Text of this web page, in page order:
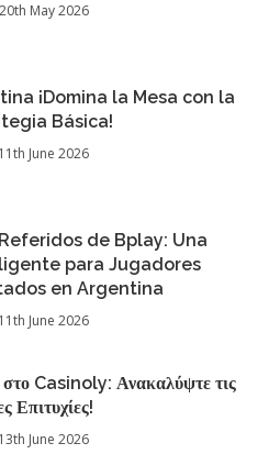
20th May 2026
¡Domina la Mesa con la
Básica!
11th June 2026
de Bplay: Una
para Jugadores
en Argentina
11th June 2026
Casinoly: Ανακαλύψτε τις
Επιτυχίες!
13th June 2026